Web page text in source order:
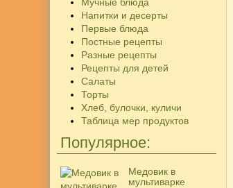
Напитки и десерты
Первые блюда
Постные рецепты
Разные рецепты
Рецепты для детей
Салаты
Торты
Хлеб, булочки, куличи
Таблица мер продуктов
Популярное:
Медовик в
мультиварке